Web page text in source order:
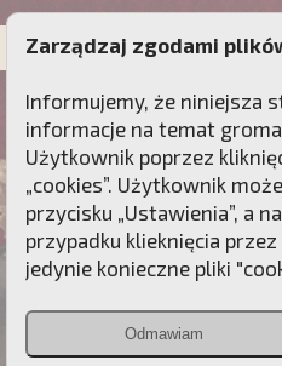
PATRON KAMPANIE
Zarządzaj zgodami
Informujemy, że niniejsza
informacje na temat
Użytkownik poprzez
„cookies”. Użytkownik
przycisku „Ustawienia”, a
przypadku klieknięcia
jedynie konieczne pliki
Odmawiam